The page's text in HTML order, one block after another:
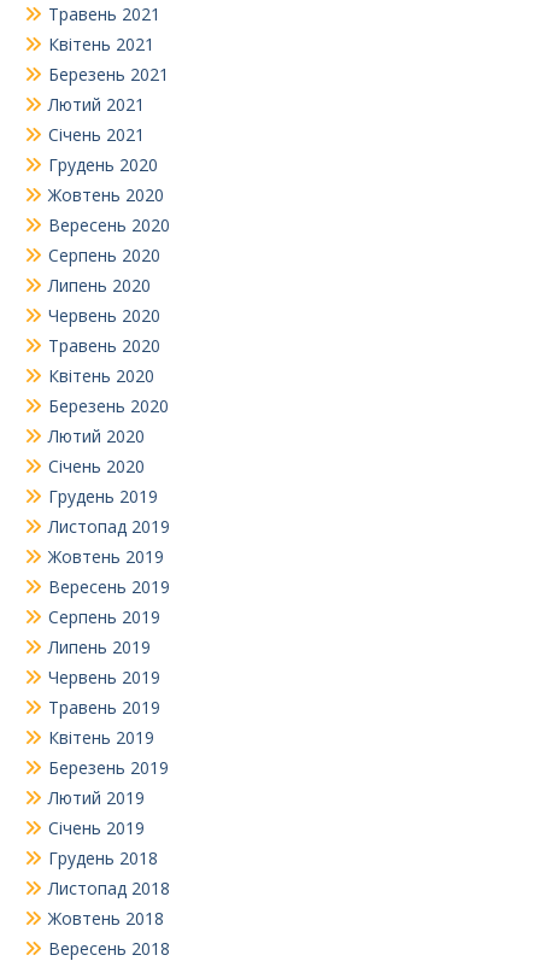
Травень 2021
Квітень 2021
Березень 2021
Лютий 2021
Січень 2021
Грудень 2020
Жовтень 2020
Вересень 2020
Серпень 2020
Липень 2020
Червень 2020
Травень 2020
Квітень 2020
Березень 2020
Лютий 2020
Січень 2020
Грудень 2019
Листопад 2019
Жовтень 2019
Вересень 2019
Серпень 2019
Липень 2019
Червень 2019
Травень 2019
Квітень 2019
Березень 2019
Лютий 2019
Січень 2019
Грудень 2018
Листопад 2018
Жовтень 2018
Вересень 2018